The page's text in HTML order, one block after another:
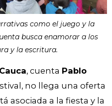
como el juego y la
busca enamorar a los
y la escritura.
Cauca, cuenta Pablo
no llega una oferta
asociada a la fiesta y la